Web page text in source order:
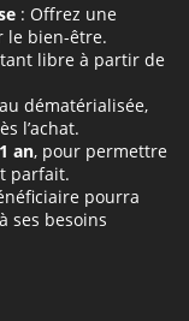
: Offrez une
le bien-être.
libre à partir de
dématérialisée,
l’achat.
1 an, pour permettre
parfait.
pourra
ses besoins